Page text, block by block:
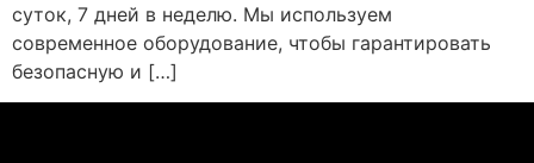
суток, 7 дней в неделю. Мы используем
современное оборудование, чтобы гарантировать
безопасную и […]